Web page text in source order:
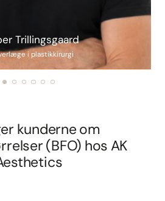
Trillingsgaard
i plastikkirurgi
kunderne om
(BFO) hos AK